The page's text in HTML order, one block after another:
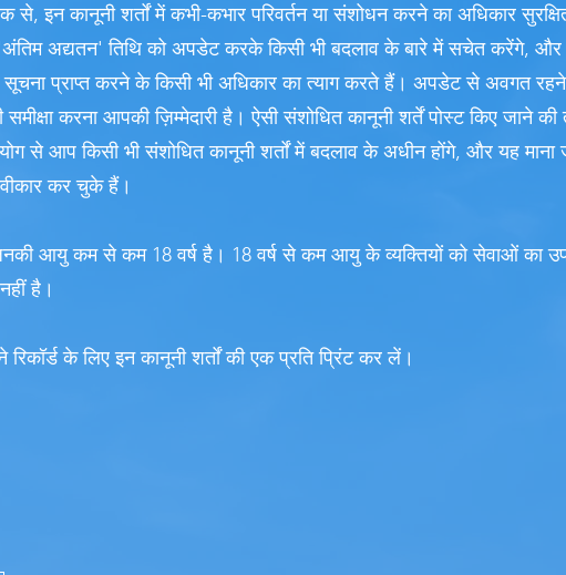
से, इन कानूनी शर्तों में कभी-कभार परिवर्तन या संशोधन करने का अधिकार
'अंतिम अद्यतन' तिथि को अपडेट करके किसी भी बदलाव के बारे में सचेत करेंगे,
सूचना प्राप्त करने के किसी भी अधिकार का त्याग करते हैं। अपडेट से अवगत
करना आपकी ज़िम्मेदारी है। ऐसी संशोधित कानूनी शर्तें पोस्ट किए जाने की
से आप किसी भी संशोधित कानूनी शर्तों में बदलाव के अधीन होंगे, और यह माना
कर चुके हैं।
आयु कम से कम 18 वर्ष है। 18 वर्ष से कम आयु के व्यक्तियों को सेवाओं का
है।
के लिए इन कानूनी शर्तों की एक प्रति प्रिंट कर लें।